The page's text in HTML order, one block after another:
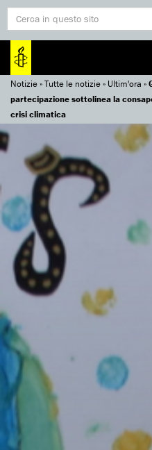
Notizie»Tutte le notizie» Ultim'ora »
partecipazione sottolinea la
crisi climatica